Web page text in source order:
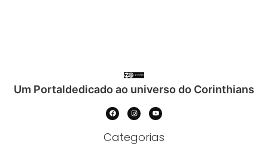
Um Portaldedicado ao universo do Corinthians
Categorias